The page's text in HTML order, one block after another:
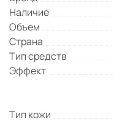
Наличие
Объем
Страна
Тип средств
Эффект
Тип кожи